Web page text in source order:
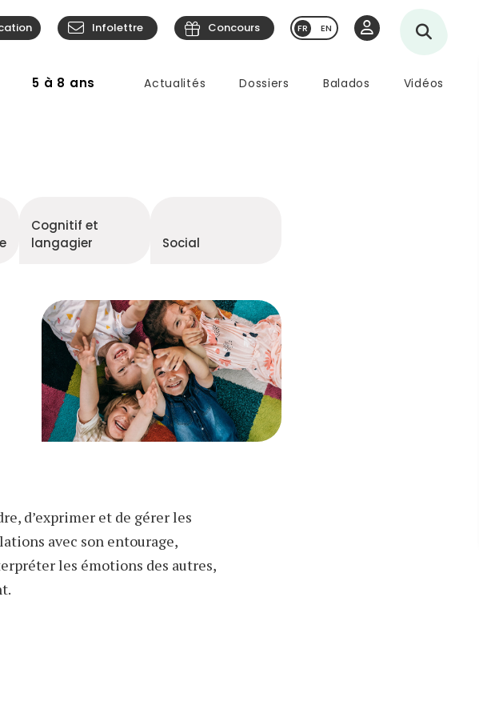
5 à 8 ans Actualités Dossiers Balados Vidéos
Infolettre Concours EN
Cognitif et
langagier
Social
d’exprimer et de gérer les
avec son entourage,
les émotions des autres,